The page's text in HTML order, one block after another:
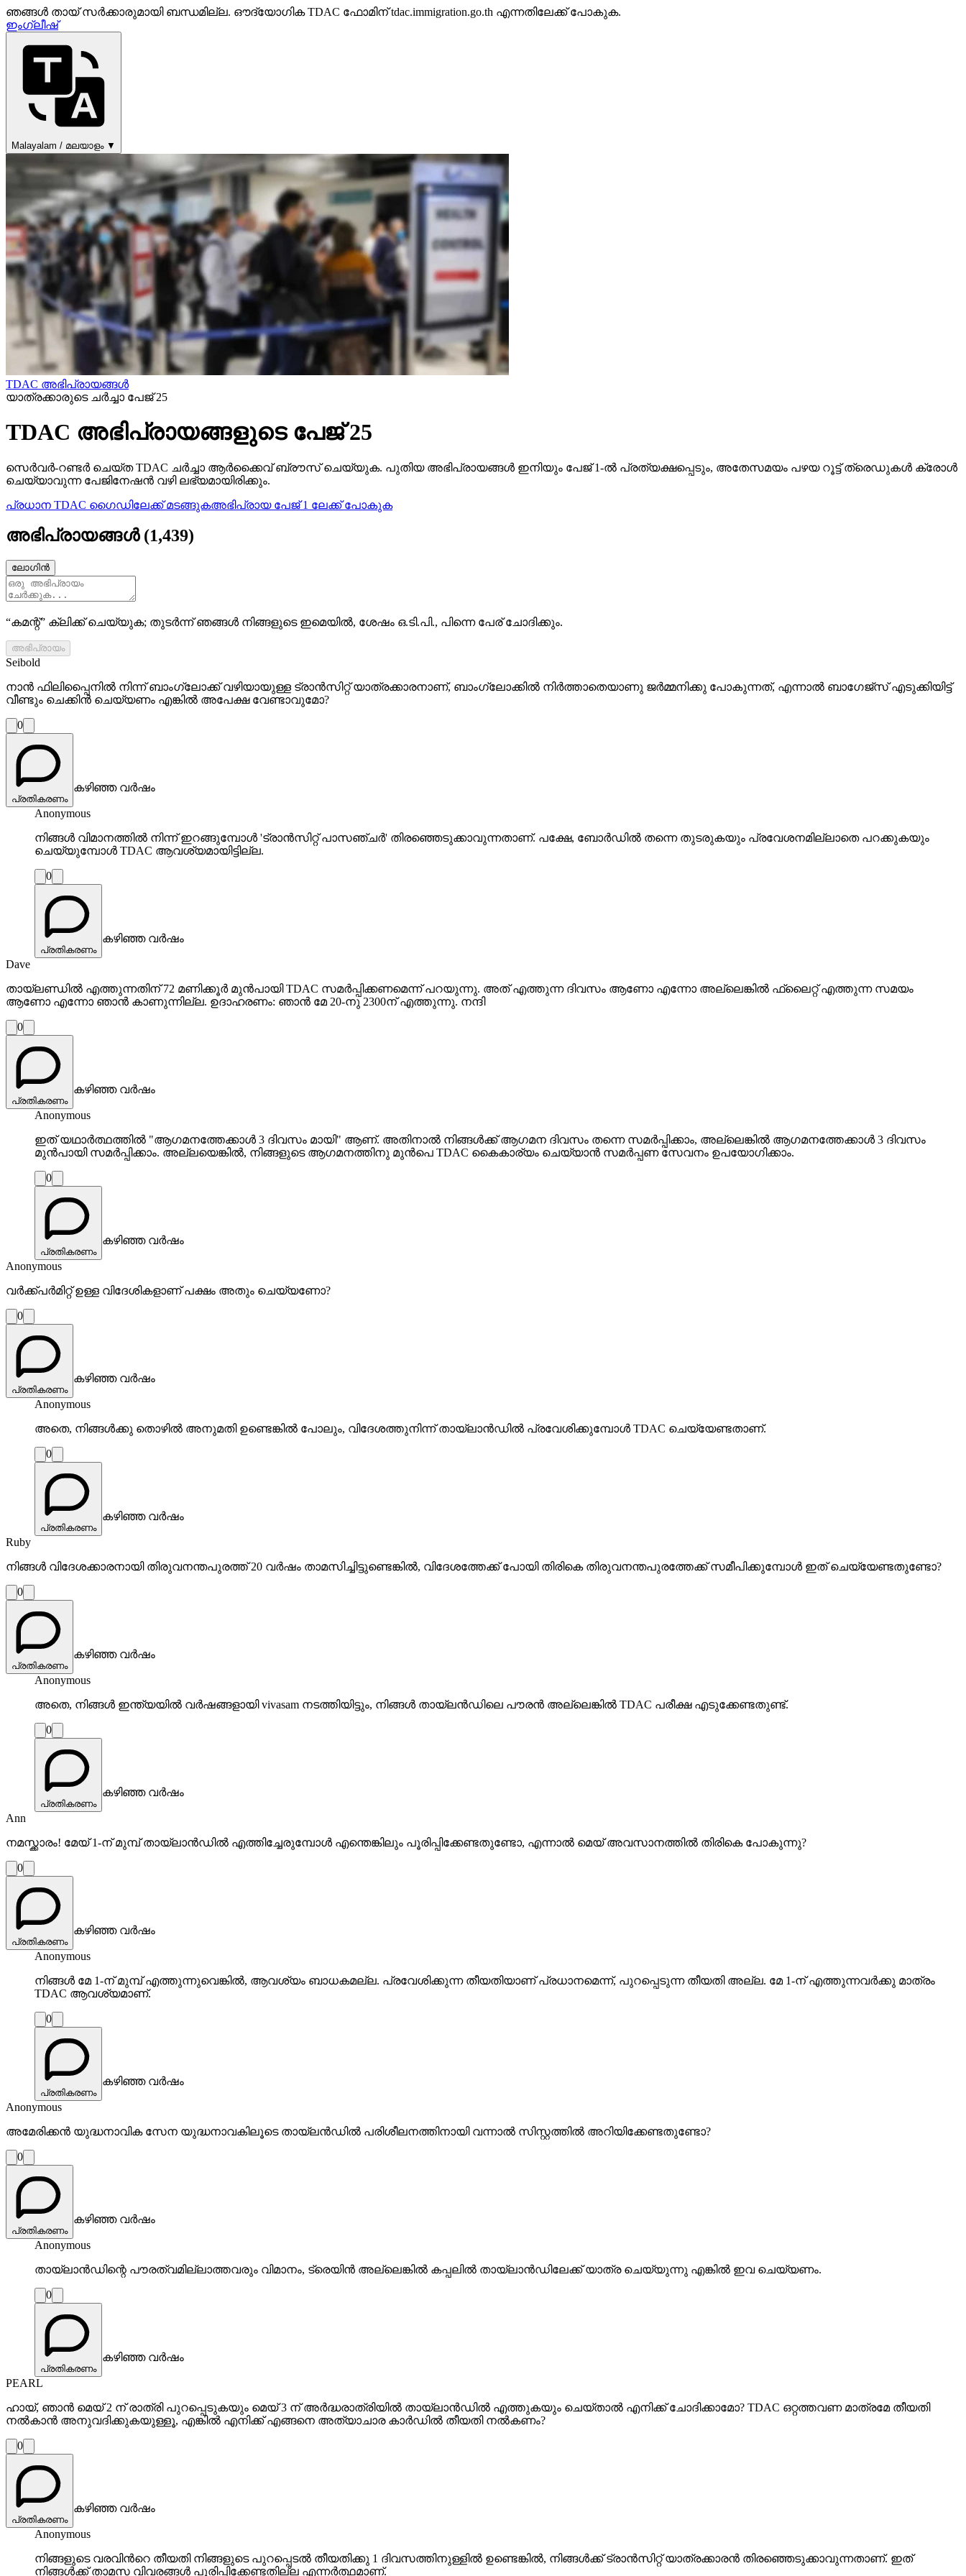
ഞങ്ങൾ തായ് സർക്കാരുമായി ബന്ധമില്ല. ഔദ്യോഗിക TDAC ഫോമിന് tdac.immigration.go.th എന്നതിലേക്ക് പോകുക.
ഇംഗ്ലീഷ്
Malayalam / മലയാളം ▼
TDAC അഭിപ്രായങ്ങൾ
യാത്രക്കാരുടെ ചര്‍ച്ചാ പേജ് 25
TDAC അഭിപ്രായങ്ങളുടെ പേജ് 25
സെർവർ-റണ്ടർ ചെയ്‌ത TDAC ചർച്ചാ ആർക്കൈവ് ബ്രൗസ് ചെയ്യുക. പുതിയ അഭിപ്രായങ്ങൾ ഇനിയും പേജ് 1-ൽ പ്രത്യക്ഷപ്പെടും, അതേസമയം പഴയ റൂട്ട് ത്രെഡുകൾ ക്രോൾ
ചെയ്യാവുന്ന പേജിനേഷൻ വഴി ലഭ്യമായിരിക്കും.
പ്രധാന TDAC ഗൈഡിലേക്ക് മടങ്ങുകഅഭിപ്രായ പേജ് 1 ലേക്ക് പോകുക
അഭിപ്രായങ്ങൾ(1,439)
ലോഗിൻ
“കമന്റ്” ക്ലിക്ക് ചെയ്യുക; തുടർന്ന് ഞങ്ങൾ നിങ്ങളുടെ ഇമെയിൽ, ശേഷം ഒ.ടി.പി., പിന്നെ പേര് ചോദിക്കും.
അഭിപ്രായം
Seibold
നാൻ ഫിലിപ്പൈനിൽ നിന്ന് ബാംഗ്ലോക്ക് വഴിയായുള്ള ട്രാൻസിറ്റ് യാത്രക്കാരനാണ്, ബാംഗ്ലോക്കിൽ നിർത്താതെയാണു ജർമ്മനിക്കു പോകുന്നത്, എന്നാൽ ബാഗേജ്സ് എടുക്കിയിട്ട്
വീണ്ടും ചെക്കിൻ ചെയ്യണം എങ്കിൽ അപേക്ഷ വേണ്ടാവുമോ?
0
പ്രതികരണം
കഴിഞ്ഞ വർഷം
Anonymous
നിങ്ങൾ വിമാനത്തിൽ നിന്ന് ഇറങ്ങുമ്പോൾ 'ട്രാൻസിറ്റ് പാസഞ്ചർ' തിരഞ്ഞെടുക്കാവുന്നതാണ്. പക്ഷേ, ബോർഡിൽ തന്നെ തുടരുകയും പ്രവേശനമില്ലാതെ പറക്കുകയും
ചെയ്യുമ്പോൾ TDAC ആവശ്യമായിട്ടില്ല.
0
പ്രതികരണം
കഴിഞ്ഞ വർഷം
Dave
തായ്‌ലണ്ഡിൽ എത്തുന്നതിന് 72 മണിക്കൂർ മുൻപായി TDAC സമർപ്പിക്കണമെന്ന് പറയുന്നു. അത് എത്തുന്ന ദിവസം ആണോ എന്നോ അല്ലെങ്കിൽ ഫ്ലൈറ്റ് എത്തുന്ന സമയം
ആണോ എന്നോ ഞാൻ കാണുന്നില്ല. ഉദാഹരണം: ഞാൻ മേ 20-നു 2300ന് എത്തുന്നു. നന്ദി
0
പ്രതികരണം
കഴിഞ്ഞ വർഷം
Anonymous
ഇത് യഥാർത്ഥത്തിൽ "ആഗമനത്തേക്കാൾ 3 ദിവസം മായി" ആണ്. അതിനാൽ നിങ്ങൾക്ക് ആഗമന ദിവസം തന്നെ സമർപ്പിക്കാം, അല്ലെങ്കിൽ ആഗമനത്തേക്കാൾ 3 ദിവസം
മുൻപായി സമർപ്പിക്കാം. അല്ലയെങ്കിൽ, നിങ്ങളുടെ ആഗമനത്തിനു മുൻപെ TDAC കൈകാര്യം ചെയ്യാൻ സമർപ്പണ സേവനം ഉപയോഗിക്കാം.
0
പ്രതികരണം
കഴിഞ്ഞ വർഷം
Anonymous
വർക്ക്പർമിറ്റ് ഉള്ള വിദേശികളാണ് പക്ഷം അതും ചെയ്യണോ?
0
പ്രതികരണം
കഴിഞ്ഞ വർഷം
Anonymous
അതെ, നിങ്ങൾക്കു തൊഴിൽ അനുമതി ഉണ്ടെങ്കിൽ പോലും, വിദേശത്തുനിന്ന് തായ്‌ലാൻഡിൽ പ്രവേശിക്കുമ്പോൾ TDAC ചെയ്യേണ്ടതാണ്.
0
പ്രതികരണം
കഴിഞ്ഞ വർഷം
Ruby
നിങ്ങൾ വിദേശക്കാരനായി തിരുവനന്തപുരത്ത് 20 വർഷം താമസിച്ചിട്ടുണ്ടെങ്കിൽ, വിദേശത്തേക്ക് പോയി തിരികെ തിരുവനന്തപുരത്തേക്ക് സമീപിക്കുമ്പോൾ ഇത് ചെയ്യേണ്ടതുണ്ടോ?
0
പ്രതികരണം
കഴിഞ്ഞ വർഷം
Anonymous
അതെ, നിങ്ങൾ ഇന്ത്യയിൽ വർഷങ്ങളായി vivasam നടത്തിയിട്ടും, നിങ്ങൾ തായ്‌ലൻഡിലെ പൗരൻ അല്ലെങ്കിൽ TDAC പരീക്ഷ എടുക്കേണ്ടതുണ്ട്.
0
പ്രതികരണം
കഴിഞ്ഞ വർഷം
Ann
നമസ്ക്കാരം! മേയ് 1-ന് മുമ്പ് തായ്‌ലാൻഡിൽ എത്തിച്ചേരുമ്പോൾ എന്തെങ്കിലും പൂരിപ്പിക്കേണ്ടതുണ്ടോ, എന്നാൽ മെയ് അവസാനത്തിൽ തിരികെ പോകുന്നു?
0
പ്രതികരണം
കഴിഞ്ഞ വർഷം
Anonymous
നിങ്ങൾ മേ 1-ന് മുമ്പ് എത്തുന്നുവെങ്കിൽ, ആവശ്യം ബാധകമല്ല. പ്രവേശിക്കുന്ന തീയതിയാണ് പ്രധാനമെന്ന്, പുറപ്പെടുന്ന തീയതി അല്ല. മേ 1-ന് എത്തുന്നവര്‍ക്കു മാത്രം
TDAC ആവശ്യമാണ്.
0
പ്രതികരണം
കഴിഞ്ഞ വർഷം
Anonymous
അമേരിക്കൻ യുദ്ധനാവിക സേന യുദ്ധനാവകിലൂടെ തായ്‌ലൻഡിൽ പരിശീലനത്തിനായി വന്നാൽ സിസ്റ്റത്തിൽ അറിയിക്കേണ്ടതുണ്ടോ?
0
പ്രതികരണം
കഴിഞ്ഞ വർഷം
Anonymous
തായ്‌ലാൻഡിന്റെ പൗരത്വമില്ലാത്തവരും വിമാനം, ട്രെയിൻ അല്ലെങ്കിൽ കപ്പലിൽ തായ്‌ലാൻഡിലേക്ക് യാത്ര ചെയ്യുന്നു എങ്കിൽ ഇവ ചെയ്യണം.
0
പ്രതികരണം
കഴിഞ്ഞ വർഷം
PEARL
ഹായ്, ഞാൻ മെയ് 2 ന് രാത്രി പുറപ്പെടുകയും മെയ് 3 ന് അർദ്ധരാത്രിയില്‍ തായ്‌ലാൻഡിൽ എത്തുകയും ചെയ്താൽ എനിക്ക് ചോദിക്കാമോ? TDAC ഒറ്റത്തവണ മാത്രമേ തീയതി
നൽകാൻ അനുവദിക്കുകയുള്ളൂ, എങ്കിൽ എനിക്ക് എങ്ങനെ അത്യാചാര കാർഡിൽ തീയതി നൽകണം?
0
പ്രതികരണം
കഴിഞ്ഞ വർഷം
Anonymous
നിങ്ങളുടെ വരവിന്‍റെ തീയതി നിങ്ങളുടെ പുറപ്പെടൽ തീയതിക്കു 1 ദിവസത്തിനുള്ളിൽ ഉണ്ടെങ്കിൽ, നിങ്ങൾക്ക് ട്രാൻസിറ്റ് യാത്രക്കാരൻ തിരഞ്ഞെടുക്കാവുന്നതാണ്. ഇത്
നിങ്ങൾക്ക് താമസ വിവരങ്ങൾ പൂരിപ്പിക്കേണ്ടതില്ല എന്നർത്ഥമാണ്.